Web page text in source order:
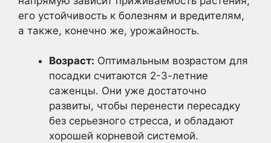
его устойчивость к болезням и вредителям,
а также, конечно же, урожайность.
Возраст: Оптимальным возрастом для
посадки считаются 2-3-летние
саженцы. Они уже достаточно
развиты, чтобы перенести пересадку
без серьезного стресса, и обладают
хорошей корневой системой.